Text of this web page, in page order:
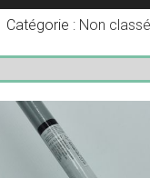
Catégorie : Non classé